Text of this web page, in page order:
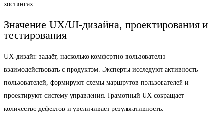
хостингах.
Значение UX/UI-дизайна, проектирования и
тестирования
UX-дизайн задаёт, насколько комфортно пользователю
взаимодействовать с продуктом. Эксперты исследуют активность
пользователей, формируют схемы маршрутов пользователей и
проектируют систему управления. Грамотный UX сокращает
количество дефектов и увеличивает результативность.